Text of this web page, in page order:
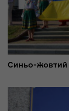
Синьо-жовтий